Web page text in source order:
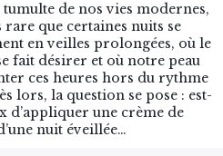
tumulte de nos vies modernes,
rare que certaines nuits se
en veilles prolongées, où le
fait désirer et où notre peau
ces heures hors du rythme
lors, la question se pose : est-
d’appliquer une crème de
nuit éveillée…